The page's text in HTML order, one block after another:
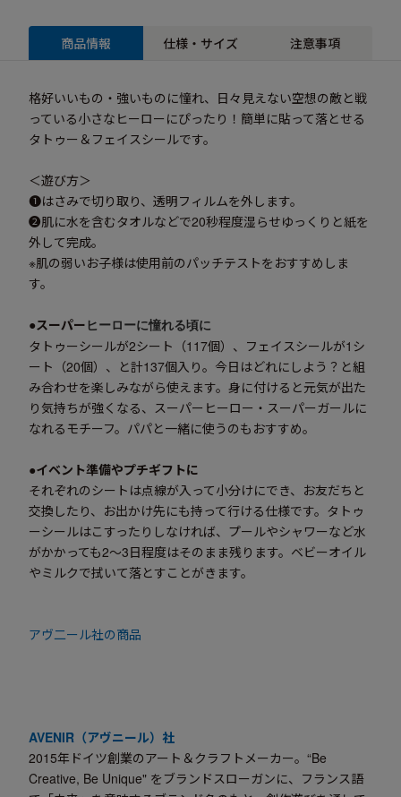
商品情報 仕様・サイズ 注意事項
格好いいもの・強いものに憧れ、日々見えない空想の敵と戦
っている小さなヒーローにぴったり！簡単に貼って落とせる
タトゥー＆フェイスシールです。
＜遊び方＞
❶はさみで切り取り、透明フィルムを外します。
❷肌に水を含むタオルなどで20秒程度湿らせゆっくりと紙を
外して完成。
※肌の弱いお子様は使用前のパッチテストをおすすめしま
す。
●スーパー ヒーローに憧れる頃に
タトゥーシールが2シート（117個）、フェイスシールが1シ
ート（20個）、と計137個入り。今日はどれにしよう？と組
み合わせを楽しみながら使えます。身に付けると元気が出た
り気持ちが強くなる、スーパーヒーロー・スーパーガールに
なれるモチーフ。パパと一緒に使うのもおすすめ。
●イベント準備やプチギフトに
それぞれのシートは点線が入って小分けにでき、お友だちと
交換したり、お出かけ先にも持って行ける仕様です。タトゥ
ーシールはこすったりしなければ、プールやシャワーなど水
がかかっても2～3日程度はそのまま残ります。ベビーオイル
やミルクで拭いて落とすことがきます。
アヴ二ール社の商品
AVENIR（アヴニール）社
2015年ドイツ創業のアート＆クラフトメーカー。“Be
Creative, Be Unique" をブランドスローガンに、フランス語